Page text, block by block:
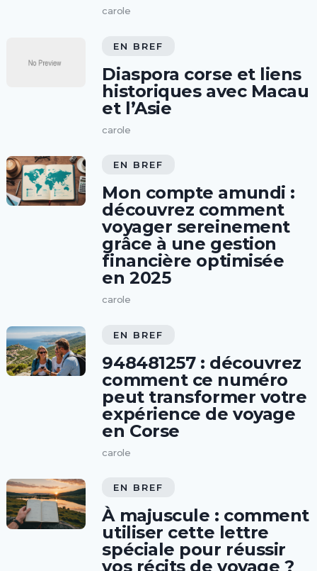
carole
EN BREF
Diaspora corse et liens
historiques avec Macau
et l’Asie
carole
EN BREF
Mon compte amundi :
découvrez comment
voyager sereinement
grâce à une gestion
financière optimisée
en 2025
carole
EN BREF
948481257 : découvrez
comment ce numéro
peut transformer votre
expérience de voyage
en Corse
carole
EN BREF
À majuscule : comment
utiliser cette lettre
spéciale pour réussir
vos récits de voyage ?